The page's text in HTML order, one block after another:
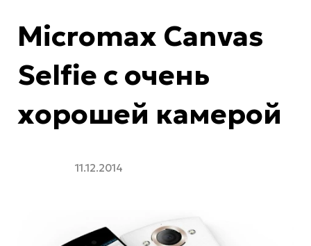
Micromax Canvas
Selfie с очень
хорошей камерой
11.12.2014